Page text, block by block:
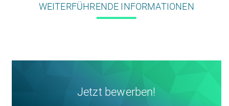
WEITERFÜHRENDE INFORMATIONEN
Jetzt bewerben!